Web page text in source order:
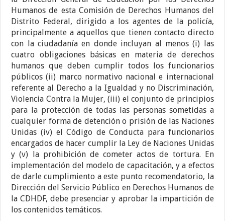
Humanos de esta Comisión de Derechos Humanos del
Distrito Federal, dirigido a los agentes de la policía,
principalmente a aquellos que tienen contacto directo
con la ciudadanía en donde incluyan al menos (i) las
cuatro obligaciones básicas en materia de derechos
humanos que deben cumplir todos los funcionarios
públicos (ii) marco normativo nacional e internacional
referente al Derecho a la Igualdad y no Discriminación,
Violencia Contra la Mujer, (iii) el conjunto de principios
para la protección de todas las personas sometidas a
cualquier forma de detención o prisión de las Naciones
Unidas (iv) el Código de Conducta para funcionarios
encargados de hacer cumplir la Ley de Naciones Unidas
y (v) la prohibición de cometer actos de tortura. En
implementación del modelo de capacitación, y a efectos
de darle cumplimiento a este punto recomendatorio, la
Dirección del Servicio Público en Derechos Humanos de
la CDHDF, debe presenciar y aprobar la impartición de
los contenidos temáticos.